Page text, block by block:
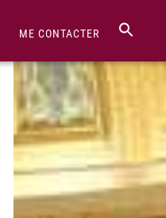
ME CONTACTER